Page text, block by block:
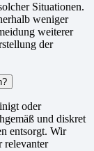
Situationen.
weniger
weiterer
der
oder
und diskret
entsorgt. Wir
relevanter